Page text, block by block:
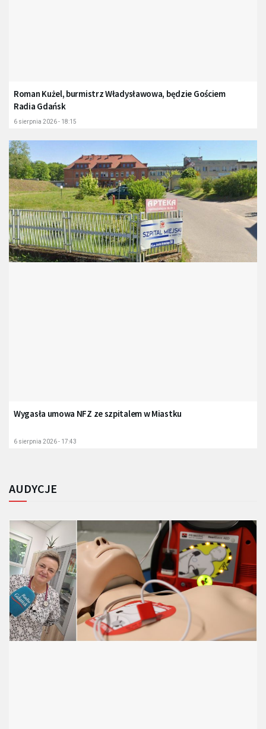
Roman Kużel, burmistrz Władysławowa, będzie Gościem
Radia Gdańsk
6 sierpnia 2026 - 18:15
Wygasła umowa NFZ ze szpitalem w Miastku
6 sierpnia 2026 - 17:43
AUDYCJE